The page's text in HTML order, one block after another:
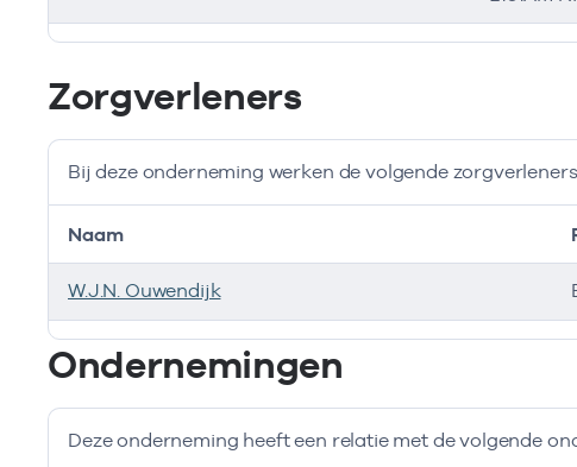
Deze onderneming heeft de volgende vestigingen
Zorgverleners
Bij deze onderneming werken de volgende zorgverleners
Bij deze onderneming werken de volgende zorgverleners
Naam
W.J.N. Ouwendijk
Ondernemingen
Deze onderneming heeft een relatie met de volgende